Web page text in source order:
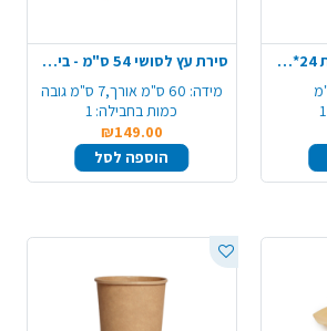
קרש עץ אקיקה + ידית 24*41 ס"מ - טבעי
1
סירת עץ לסושי 54 ס"מ - בינוני
מידה: 60 ס"מ אורך,7 ס"מ גובה
כמות בחבילה: 1
₪149.00
הוספה לסל